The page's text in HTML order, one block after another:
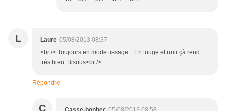
L Laure 05/08/2013 08:37
<br /> Toujours en mode tissage... En touge et noir çà rend
très bien. Bisous<br />
Répondre
C